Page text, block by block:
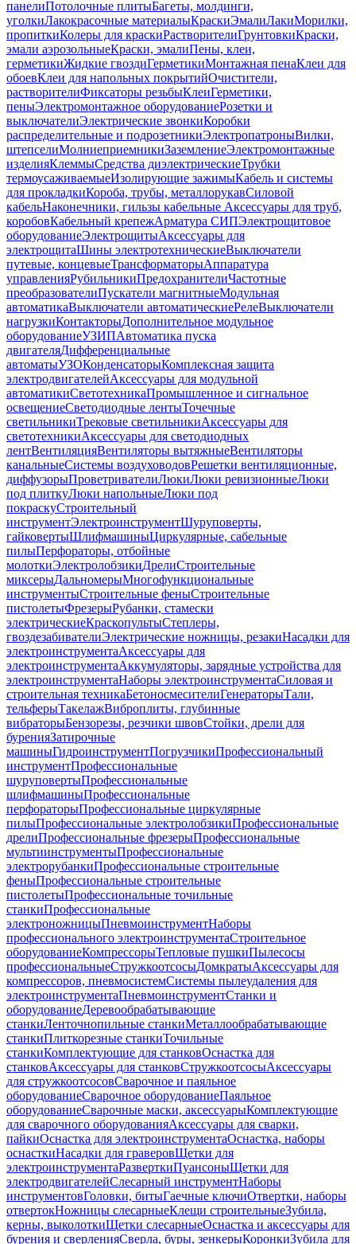
панелиПотолочные плитыБагеты, молдинги,
уголкиЛакокрасочные материалыКраскиЭмалиЛакиМорилки,
пропиткиКолеры для краскиРастворителиГрунтовкиКраски,
эмали аэрозольныеКраски, эмалиПены, клеи,
герметикиЖидкие гвоздиГерметикиМонтажная пенаКлеи для
обоевКлеи для напольных покрытийОчистители,
растворителиФиксаторы резьбыКлеиГерметики,
пеныЭлектромонтажное оборудованиеРозетки и
выключателиЭлектрические звонкиКоробки
распределительные и подрозетникиЭлектропатроныВилки,
штепселиМолниеприемникиЗаземлениеЭлектромонтажные
изделияКлеммыСредства диэлектрическиеТрубки
термоусаживаемыеИзолирующие зажимыКабель и системы
для прокладкиКороба, трубы, металлорукавСиловой
кабельНаконечники, гильзы кабельные Аксессуары для труб,
коробовКабельный крепежАрматура СИПЭлектрощитовое
оборудованиеЭлектрощитыАксессуары для
электрощитаШины электротехническиеВыключатели
путевые, концевыеТрансформаторыАппаратура
управленияРубильникиПредохранителиЧастотные
преобразователиПускатели магнитныеМодульная
автоматикаВыключатели автоматическиеРелеВыключатели
нагрузкиКонтакторыДополнительное модульное
оборудованиеУЗИПАвтоматика пуска
двигателяДифференциальные
автоматыУЗОКонденсаторыКомплексная защита
электродвигателейАксессуары для модульной
автоматикиСветотехникаПромышленное и сигнальное
освещениеСветодиодные лентыТочечные
светильникиТрековые светильникиАксессуары для
светотехникиАксессуары для светодиодных
лентВентиляцияВентиляторы вытяжныеВентиляторы
канальныеСистемы воздуховодовРешетки вентиляционные,
диффузорыПроветривателиЛюкиЛюки ревизионныеЛюки
под плиткуЛюки напольныеЛюки под
покраскуСтроительный
инструментЭлектроинструментШуруповерты,
гайковертыШлифмашиныЦиркулярные, сабельные
пилыПерфораторы, отбойные
молоткиЭлектролобзикиДрелиСтроительные
миксерыДальномерыМногофункциональные
инструментыСтроительные феныСтроительные
пистолетыФрезерыРубанки, стамески
электрическиеКраскопультыСтеплеры,
гвоздезабивателиЭлектрические ножницы, резакиНасадки для
электроинструментаАксессуары для
электроинструментаАккумуляторы, зарядные устройства для
электроинструментаНаборы электроинструментаСиловая и
строительная техникаБетоносмесителиГенераторыТали,
тельферыТакелажВиброплиты, глубинные
вибраторыБензорезы, резчики швовСтойки, дрели для
буренияЗатирочные
машиныГидроинструментПогрузчикиПрофессиональный
инструментПрофессиональные
шуруповертыПрофессиональные
шлифмашиныПрофессиональные
перфораторыПрофессиональные циркулярные
пилыПрофессиональные электролобзикиПрофессиональные
дрелиПрофессиональные фрезерыПрофессиональные
мультиинструментыПрофессиональные
электрорубанкиПрофессиональные строительные
феныПрофессиональные строительные
пистолетыПрофессиональные точильные
станкиПрофессиональные
электроножницыПневмоинструментНаборы
профессионального электроинструментаСтроительное
оборудованиеКомпрессорыТепловые пушкиПылесосы
профессиональныеСтружкоотсосыДомкратыАксессуары для
компрессоров, пневмосистемСистемы пылеудаления для
электроинструментаПневмоинструментСтанки и
оборудованиеДеревообрабатывающие
станкиЛенточнопильные станкиМеталлообрабатывающие
станкиПлиткорезные станкиТочильные
станкиКомплектующие для станковОснастка для
станковАксессуары для станковСтружкоотсосыАксессуары
для стружкоотсосовСварочное и паяльное
оборудованиеСварочное оборудованиеПаяльное
оборудованиеСварочные маски, аксессуарыКомплектующие
для сварочного оборудованияАксессуары для сварки,
пайкиОснастка для электроинструментаОснастка, наборы
оснасткиНасадки для граверовЩетки для
электроинструментаРазверткиПуансоныЩетки для
электродвигателейСлесарный инструментНаборы
инструментовГоловки, битыГаечные ключиОтвертки, наборы
отвертокНожницы слесарныеКлещи строительныеЗубила,
керны, выколоткиЩетки слесарныеОснастка и аксессуары для
бурения и сверленияСверла, буры, зенкерыКоронкиЗубила для